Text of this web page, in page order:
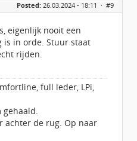
Posted: 26.03.2024 - 18:11 · #9
eigenlijk nooit een
in orde. Stuur staat
rijden.
full leder, LPi,
gehaald.
achter de rug. Op naar